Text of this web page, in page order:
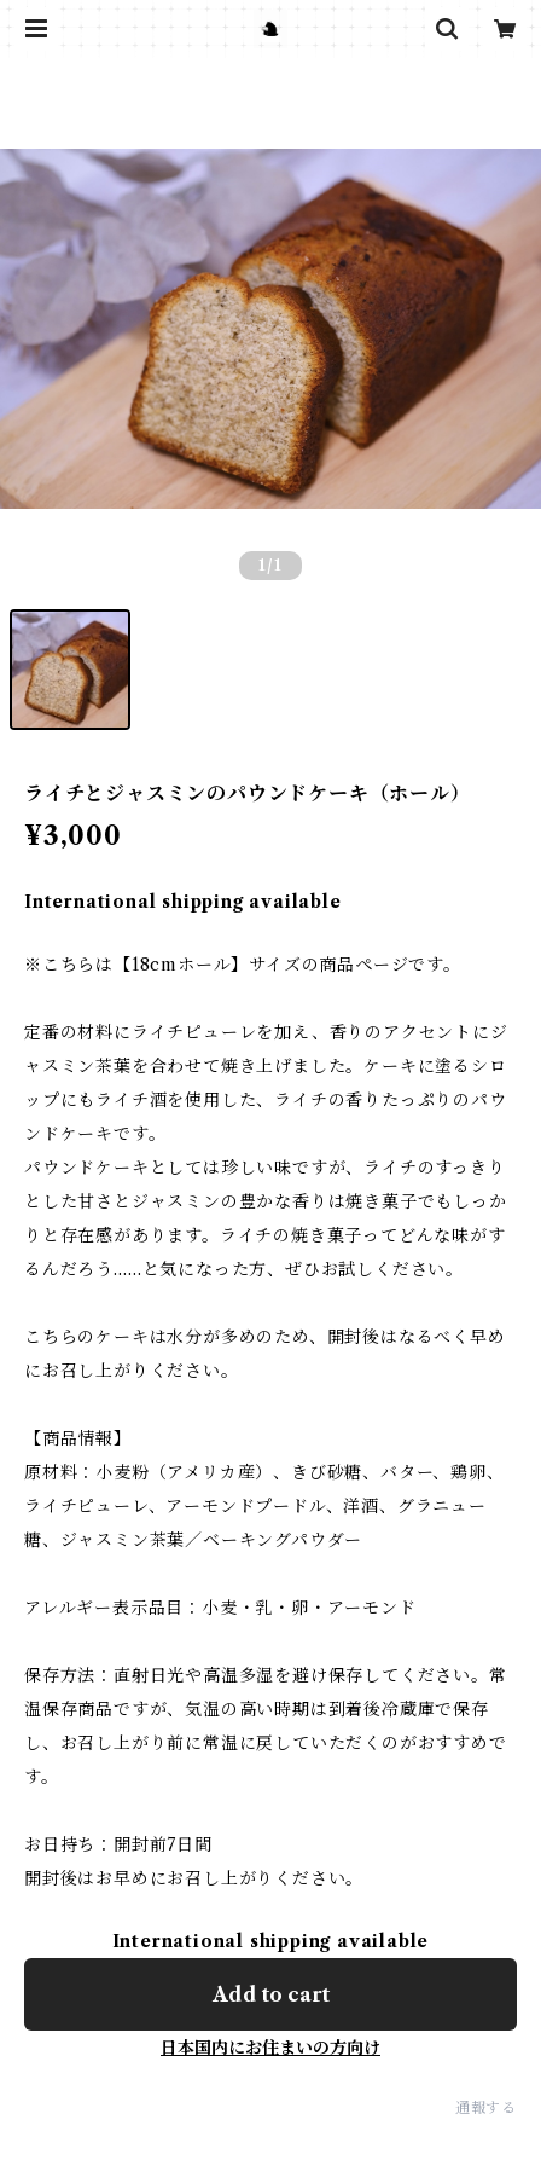
1 /1
ライチとジャスミンのパウンドケーキ（ホール）
¥3,000
International shipping available
※こちらは【18cmホール】サイズの商品ページです。
定番の材料にライチピューレを加え、香りのアクセントにジ
ャスミン茶葉を合わせて焼き上げました。ケーキに塗るシロ
ップにもライチ酒を使用した、ライチの香りたっぷりのパウ
ンドケーキです。
パウンドケーキとしては珍しい味ですが、ライチのすっきり
とした甘さとジャスミンの豊かな香りは焼き菓子でもしっか
りと存在感があります。ライチの焼き菓子ってどんな味がす
るんだろう……と気になった方、ぜひお試しください。
こちらのケーキは水分が多めのため、開封後はなるべく早め
にお召し上がりください。
【商品情報】
原材料：小麦粉（アメリカ産）、きび砂糖、バター、鶏卵、
ライチピューレ、アーモンドプードル、洋酒、グラニュー
糖、ジャスミン茶葉／ベーキングパウダー
アレルギー表示品目：小麦・乳・卵・アーモンド
保存方法：直射日光や高温多湿を避け保存してください。常
温保存商品ですが、気温の高い時期は到着後冷蔵庫で保存
し、お召し上がり前に常温に戻していただくのがおすすめで
す。
お日持ち：開封前7日間
開封後はお早めにお召し上がりください。
International shipping available
Add to cart
日本国内にお住まいの方向け
通報する